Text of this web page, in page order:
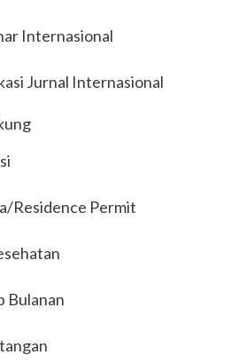
Internasional
Jurnal Internasional
Residence Permit
Bulanan